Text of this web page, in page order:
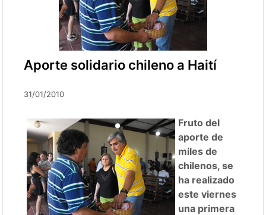
Aporte solidario chileno a Haití
31/01/2010
Fruto del
aporte de
miles de
chilenos, se
ha realizado
este viernes
una primera